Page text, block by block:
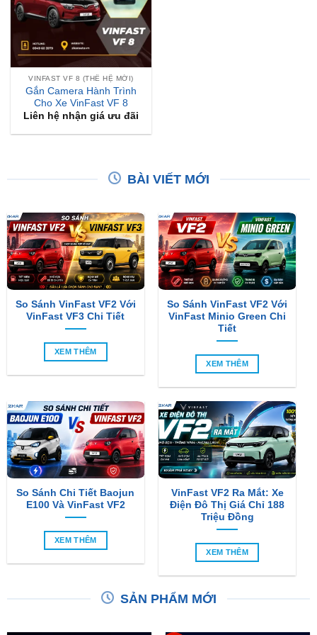
VINFAST VF 8 (THẾ HỆ MỚI)
Gắn Camera Hành Trình
Cho Xe VinFast VF 8
Liên hệ nhận giá ưu đãi
BÀI VIẾT MỚI
So Sánh VinFast VF2 Với
VinFast VF3 Chi Tiết
XEM THÊM
So Sánh VinFast VF2 Với
VinFast Minio Green Chi
Tiết
XEM THÊM
So Sánh Chi Tiết Baojun
E100 Và VinFast VF2
XEM THÊM
VinFast VF2 Ra Mắt: Xe
Điện Đô Thị Giá Chỉ 188
Triệu Đồng
XEM THÊM
SẢN PHẨM MỚI